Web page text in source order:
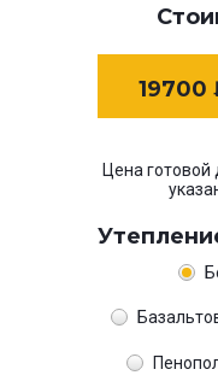
19700
Цена готовой